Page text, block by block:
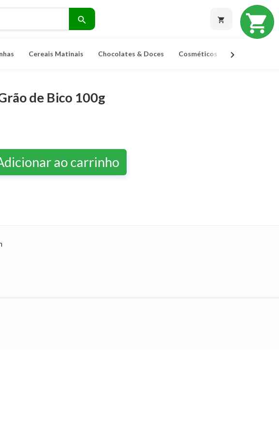
shopping_cart
search shopping_cart
Cereais Matinais Chocolates & Doces Cosméticos Ervas Para
chevron_right
de Bico 100g
ao carrinho